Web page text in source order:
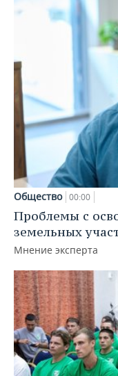
Общество 00:00
Проблемы с
земельных
Мнение эксперта